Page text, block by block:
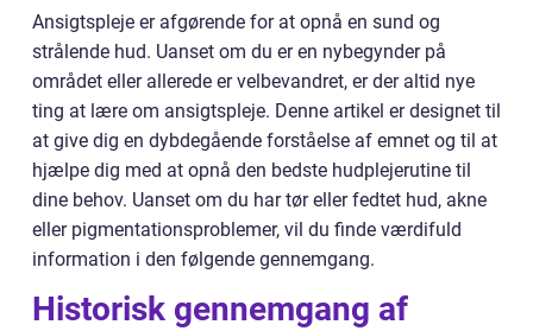
Ansigtspleje er afgørende for at opnå en sund og
strålende hud. Uanset om du er en nybegynder på
området eller allerede er velbevandret, er der altid nye
ting at lære om ansigtspleje. Denne artikel er designet til
at give dig en dybdegående forståelse af emnet og til at
hjælpe dig med at opnå den bedste hudplejerutine til
dine behov. Uanset om du har tør eller fedtet hud, akne
eller pigmentationsproblemer, vil du finde værdifuld
information i den følgende gennemgang.
Historisk gennemgang af